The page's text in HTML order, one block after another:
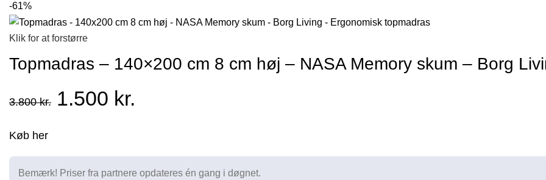
-61%
Klik for at forstørre
Topmadras – 140×200 cm 8 cm høj – NASA Memory skum – Borg
3.800kr. Den
pris
1.500 kr.
pris
Køb her
Bemærk! Priser fra partnere opdateres én gang i døgnet.